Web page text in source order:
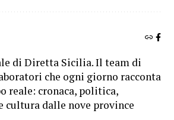
di Diretta Sicilia. Il team di
che ogni giorno racconta
reale: cronaca, politica,
cultura dalle nove province